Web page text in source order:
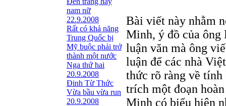
nam nữ
22.9.2008
Rất có khả năng
Trung Quốc bị
Mỹ buộc phải trở
thành một nước
Nga thứ hai
20.9.2008
Đinh Từ Thức
Vừa bầu vừa run
20.9.2008
Bài viết này nhằm
Minh, ý đồ của ông
luận văn mà ông
luận để các nhà
thức rõ ràng về
trích một đoạn
Minh có biểu hiện